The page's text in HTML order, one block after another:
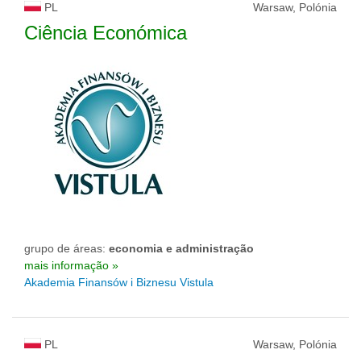
PL Warsaw, Polónia
Ciência Económica
grupo de áreas: economia e administração
mais informação »
Akademia Finansów i Biznesu Vistula
PL Warsaw, Polónia